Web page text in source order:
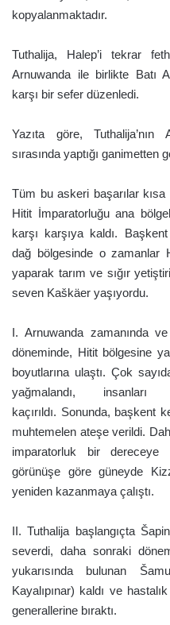
kopyalanmaktadır.
Tuthalija, Halep’i tekrar
Arnuwanda ile birlikte Batı
karşı bir sefer düzenledi.
Yazıta göre, Tuthalija’nın
sırasında yaptığı ganimetten
Tüm bu askeri başarılar
Hitit İmparatorluğu ana
karşı karşıya kaldı.
dağ bölgesinde o zamanlar
yaparak tarım ve sığır
seven Kaškäer yaşıyordu.
I. Arnuwanda zamanında
döneminde, Hitit bölgesine
boyutlarına ulaştı. Çok
yağmalandı,
kaçırıldı. Sonunda, başkent
muhtemelen ateşe verildi.
imparatorluk bir dereceye
görünüşe göre güneyde
yeniden kazanmaya çalıştı.
II. Tuthalija başlangıçta
severdi, daha sonraki
yukarısında bulunan
Kayalıpınar) kaldı ve
generallerine bıraktı.